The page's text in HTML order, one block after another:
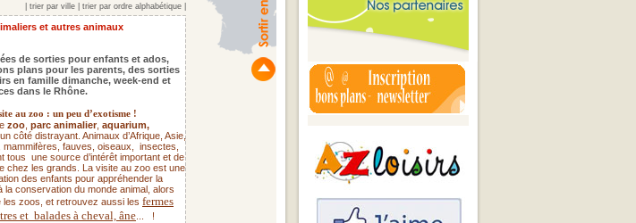
trier par ville trier par ordre alphabétique
et autres animaux
de sorties pour enfants et ados,
plans pour les parents, des sorties
en famille dimanche, week-end et
dans le Rhône.
au zoo : un peu d’exotisme !
zoo parc animalier, aquarium,
côté distrayant. Animaux d’Afrique, Asie,
fauves, oiseaux,
insectes,
tous une source d’intérêt important et de
chez les grands. La visite au zoo est une
des enfants pour appréhender la
la conservation du monde animal, alors
zoos, et retrouvez aussi les fermes
et balades à cheval, âne !